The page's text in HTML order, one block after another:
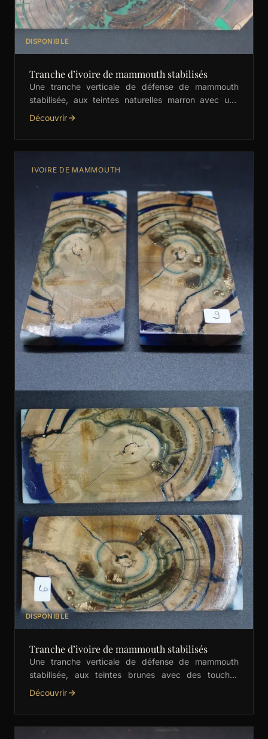
DISPONIBLE
Tranche d’ivoire de mammouth stabilisés
Une tranche verticale de défense de mammouth
stabilisée, aux teintes naturelles marron avec une
subtile incrustation de vert et jaune. Parfaite pour les
Découvrir
IVOIRE DE MAMMOUTH
DISPONIBLE
Tranche d’ivoire de mammouth stabilisés
Une tranche verticale de défense de mammouth
stabilisée, aux teintes brunes avec des touches
naturelles de bleu. Parfaite pour les couteliers, elle
Découvrir